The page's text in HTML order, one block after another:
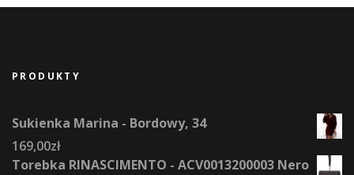
PRODUKTY
Sukienka Marina - Bordowy, 34
169,00zł
Torebka RINASCIMENTO - ACV0013200003 Nero